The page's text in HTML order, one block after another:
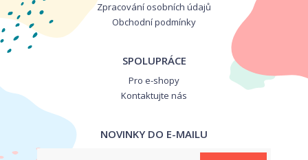
Zpracování osobních údajů
Obchodní podmínky
SPOLUPRÁCE
Pro e-shopy
Kontaktujte nás
NOVINKY DO E-MAILU